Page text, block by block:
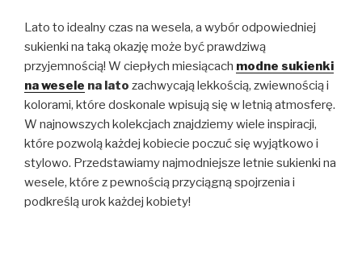
Lato to idealny czas na wesela, a wybór odpowiedniej
sukienki na taką okazję może być prawdziwą
przyjemnością! W ciepłych miesiącach modne sukienki
na wesele na lato zachwycają lekkością, zwiewnością i
kolorami, które doskonale wpisują się w letnią atmosferę.
W najnowszych kolekcjach znajdziemy wiele inspiracji,
które pozwolą każdej kobiecie poczuć się wyjątkowo i
stylowo. Przedstawiamy najmodniejsze letnie sukienki na
wesele, które z pewnością przyciągną spojrzenia i
podkreślą urok każdej kobiety!